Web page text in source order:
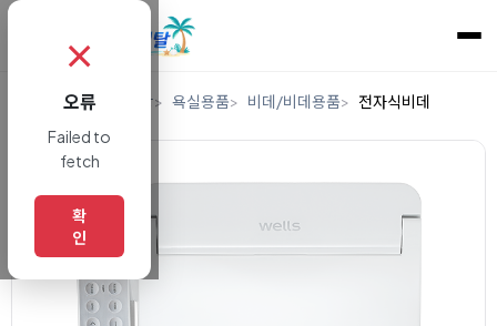
렌탈 생활/건강 욕실용품 비데/비데용품 전자식비데
✗
오류
Failed to
fetch
확
인